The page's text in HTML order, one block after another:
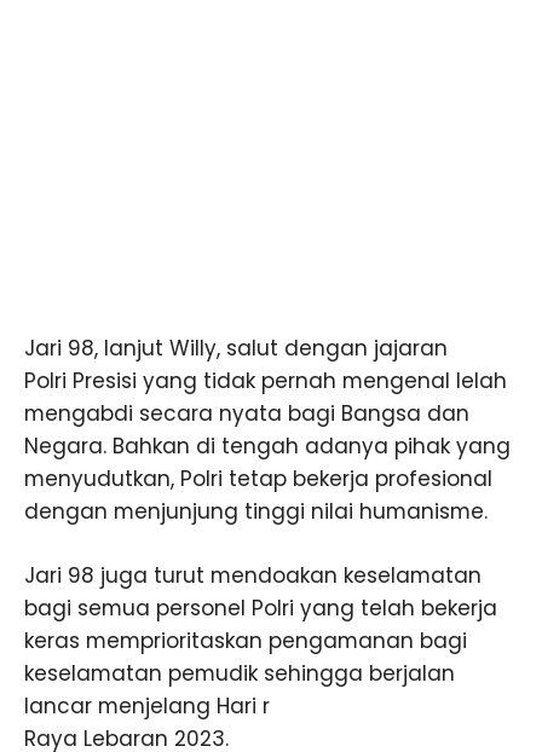
Jari 98, lanjut Willy, salut dengan jajaran
Polri Presisi yang tidak pernah mengenal lelah
mengabdi secara nyata bagi Bangsa dan
Negara. Bahkan di tengah adanya pihak yang
menyudutkan, Polri tetap bekerja profesional
dengan menjunjung tinggi nilai humanisme.
Jari 98 juga turut mendoakan keselamatan
bagi semua personel Polri yang telah bekerja
keras memprioritaskan pengamanan bagi
keselamatan pemudik sehingga berjalan
lancar menjelang Hari r
Raya Lebaran 2023.